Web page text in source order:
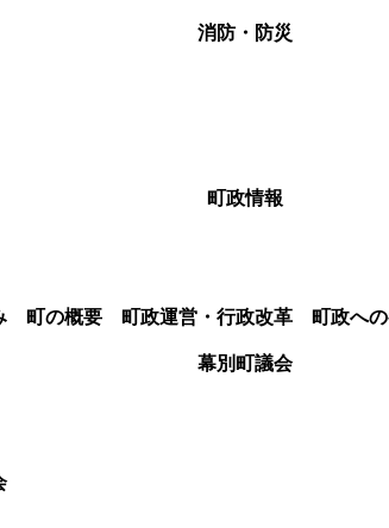
消防・防災
町政情報
町の概要 町政運営・行政改革 町政へ
幕別町議会